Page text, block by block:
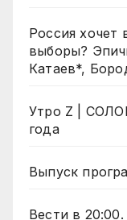
Россия хочет
выборы?
Катаев*,
Утро Z |
года
Выпуск
Вести в